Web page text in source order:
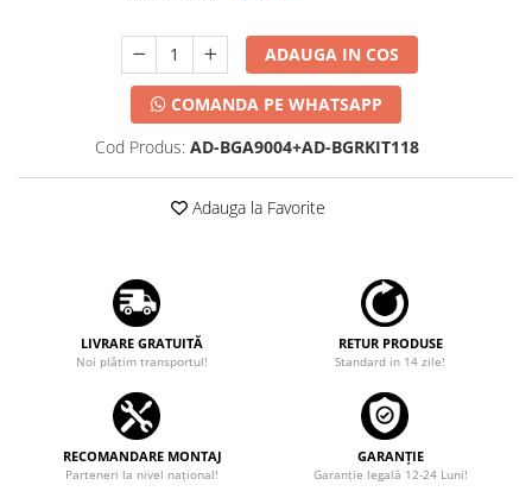
ADAUGA IN COS
COMANDA PE WHATSAPP
Cod Produs: AD-BGA9004+AD-BGRKIT118
Adauga la Favorite
LIVRARE GRATUITĂ
Noi plătim transportul!
RETUR PRODUSE
Standard in 14 zile!
RECOMANDARE MONTAJ
Parteneri la nivel național!
GARANȚIE
Garanţie legală 12-24 Luni!